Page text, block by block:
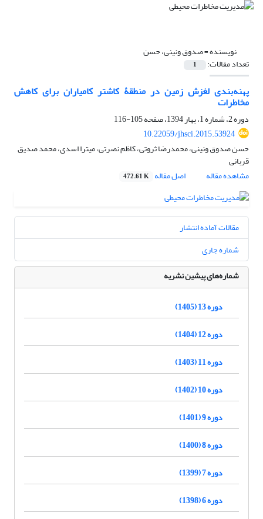
نویسنده =صدوق ونینی، حسن
تعداد مقالات: 1
پهنه‌بندی لغزش زمین در منطقۀ کاشتر کامیاران برای کاهش
مخاطرات
دوره 2، شماره 1، بهار 1394، صفحه
105-116
10.22059/jhsci.2015.53924
حسن صدوق ونینی، محمدرضا ثروتی، کاظم نصرتی، میترا اسدی، محمد صدیق
قربانی
مشاهده مقاله
اصل مقاله 472.61 K
مقالات آماده انتشار
شماره جاری
شماره‌های پیشین نشریه
دوره 13 (1405)
دوره 12 (1404)
دوره 11 (1403)
دوره 10 (1402)
دوره 9 (1401)
دوره 8 (1400)
دوره 7 (1399)
دوره 6 (1398)